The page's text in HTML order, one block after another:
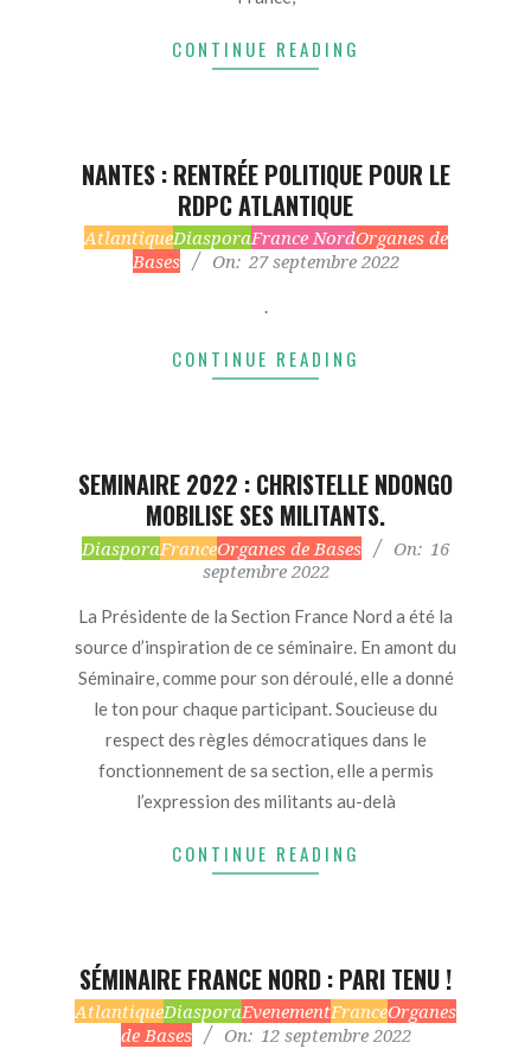
CONTINUE READING
NANTES : RENTRÉE POLITIQUE POUR LE
RDPC ATLANTIQUE
2022-
AtlantiqueDiasporaFrance NordOrganes de
Bases
On: 27 septembre 2022
.
CONTINUE READING
SEMINAIRE 2022 : CHRISTELLE NDONGO
MOBILISE SES MILITANTS.
2022-
16
DiasporaFranceOrganes de Bases On: 16
septembre 2022
La Présidente de la Section France Nord a été la
source d’inspiration de ce séminaire. En amont du
Séminaire, comme pour son déroulé, elle a donné
le ton pour chaque participant. Soucieuse du
respect des règles démocratiques dans le
fonctionnement de sa section, elle a permis
l’expression des militants au-delà
CONTINUE READING
SÉMINAIRE FRANCE NORD : PARI TENU !
2022-
AtlantiqueDiasporaEvenementFranceOrganes
de Bases
On: 12 septembre 2022